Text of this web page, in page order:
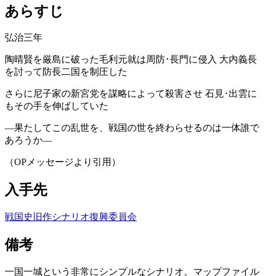
あらすじ
弘治三年
陶晴賢を厳島に破った毛利元就は周防･長門に侵入 大内義長
を討って防長二国を制圧した
さらに尼子家の新宮党を謀略によって殺害させ 石見･出雲に
もその手を伸ばしていた
―果たしてこの乱世を、戦国の世を終わらせるのは一体誰で
あろうか―
（OPメッセージより引用）
入手先
戦国史旧作シナリオ復興委員会
備考
一国一城という非常にシンプルなシナリオ。マップファイル